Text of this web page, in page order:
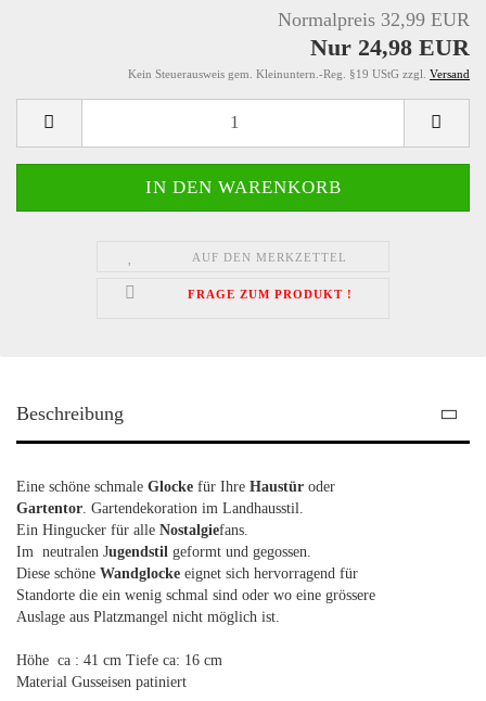
Normalpreis 32,99 EUR
Nur 24,98 EUR
Kein Steuerausweis gem. Kleinuntern.-Reg. §19 UStG zzgl. Versand
AUF DEN MERKZETTEL
FRAGE ZUM PRODUKT !
Beschreibung
Eine schöne schmale Glocke für Ihre Haustür oder
Gartentor . Gartendekoration im Landhausstil.
Ein Hingucker für alle Nostalgiefans.
Im neutralen Jugendstil geformt und gegossen.
Diese schöne Wandglocke eignet sich hervorragend für
Standorte die ein wenig schmal sind oder wo eine grössere
Auslage aus Platzmangel nicht möglich ist.
Höhe ca : 41 cm Tiefe ca: 16 cm
Material Gusseisen patiniert